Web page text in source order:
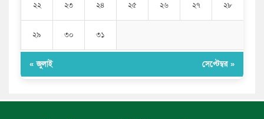
২২ ২৩ ২৪ ২৫ ২৬ ২৭ ২৮
২৯ ৩০ ৩১
« জুলাই সেপ্টেম্বর »